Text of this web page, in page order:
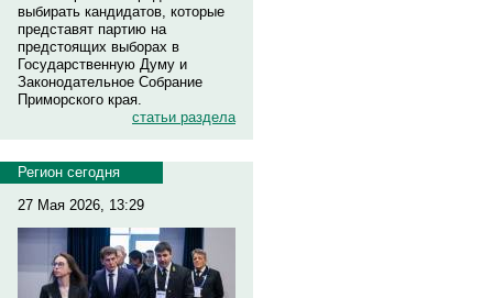
выбирать кандидатов, которые
представят партию на
предстоящих выборах в
Государственную Думу и
Законодательное Собрание
Приморского края.
статьи раздела
Регион сегодня
27 Мая 2026, 13:29